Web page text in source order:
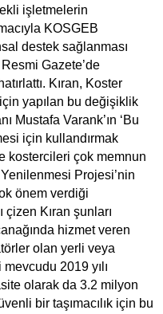
işletmelerin
KOSGEB
destek sağlanması
Gazete’de
Kıran, Koster
yapılan bu değişiklik
Mustafa Varank’ın ‘Bu
için kullandırmak
kostercileri çok memnun
Projesi’nin
önem verdiği
Kıran şunları
hizmet veren
olan yerli veya
mevcudu 2019 yılı
olarak da 3.2 milyon
bir taşımacılık için bu